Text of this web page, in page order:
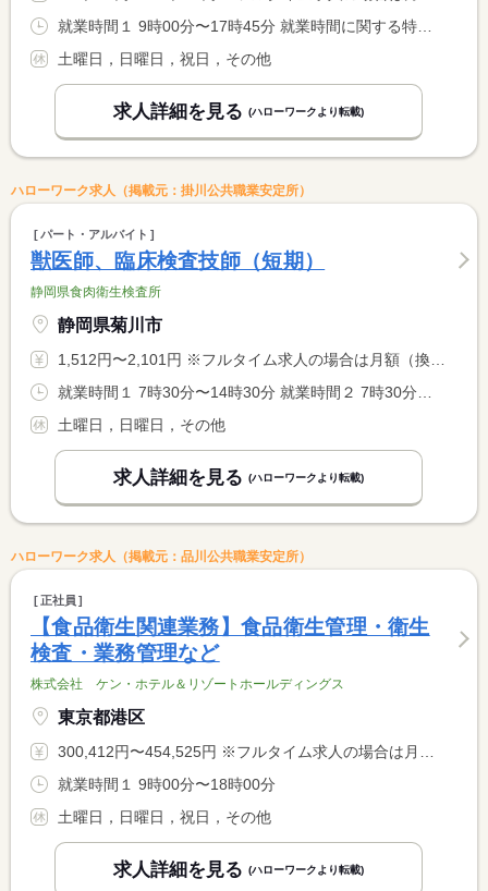
土曜日，日曜日，祝日，その他
求人詳細を見る (ハローワークより転載)
ハローワーク求人（掲載元：掛川公共職業安定所）
パート・アルバイト
獣医師、臨床検査技師（短期）
静岡県食肉衛生検査所
静岡県菊川市
1,512円〜2,101円 ※フルタイム求人の場合は月額（換算額）、パート求人の場合は時間額を表示しています。
土曜日，日曜日，その他
求人詳細を見る (ハローワークより転載)
ハローワーク求人（掲載元：品川公共職業安定所）
正社員
【食品衛生関連業務】食品衛生管理・衛生
検査・業務管理など
株式会社 ケン・ホテル＆リゾートホールディングス
東京都港区
300,412円〜454,525円 ※フルタイム求人の場合は月額（換算額）、パート求人の場合は時間額を表示しています。
就業時間１ 9時00分〜18時00分
土曜日，日曜日，祝日，その他
求人詳細を見る (ハローワークより転載)